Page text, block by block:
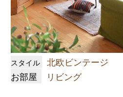
スタイル
北欧ビンテージ
お部屋
リビング